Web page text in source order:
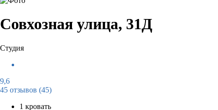
Совхозная улица, 31Д
Студия
9,6
45 отзывов (45)
1 кровать